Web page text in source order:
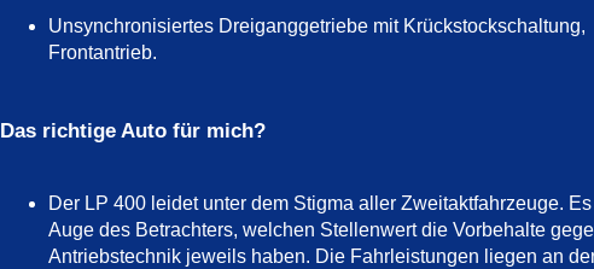
Unsynchronisiertes Dreiganggetriebe mit Krückstockschaltung,
Frontantrieb.
Das richtige Auto für mich?
Der LP 400 leidet unter dem Stigma aller Zweitaktfahrzeuge.
Auge des Betrachters, welchen Stellenwert die Vorbehalte
Antriebstechnik jeweils haben. Die Fahrleistungen liegen an